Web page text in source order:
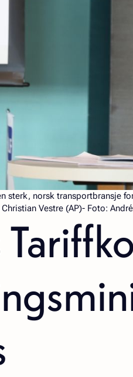
sterk, norsk transportbransje
Vestre (AP)- Foto: